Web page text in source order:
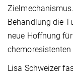
Behandlung die
neue Hoffnung
Lisa Schweizer